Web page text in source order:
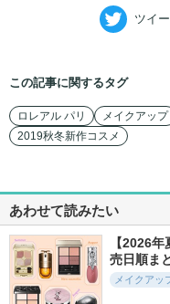
ツイ
この記事に関するタグ
ロレアル パリ メイクアップ
2019秋冬新作コスメ
あわせて読みたい
【2026
売日順ま
メイクアッ